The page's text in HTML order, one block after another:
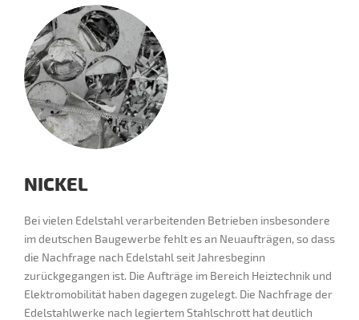
NICKEL
Bei vielen Edelstahl verarbeitenden Betrieben insbesondere
im deutschen Baugewerbe fehlt es an Neuaufträgen, so dass
die Nachfrage nach Edelstahl seit Jahresbeginn
zurückgegangen ist. Die Aufträge im Bereich Heiztechnik und
Elektromobilität haben dagegen zugelegt. Die Nachfrage der
Edelstahlwerke nach legiertem Stahlschrott hat deutlich